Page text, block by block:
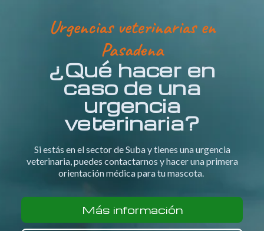
Urgencias veterinarias en
Pasadena
¿Qué hacer en
caso de una
urgencia
veterinaria?
Si estás en el sector de Suba y tienes una urgencia
veterinaria, puedes contactarnos y hacer una primera
orientación médica para tu mascota.
Más información